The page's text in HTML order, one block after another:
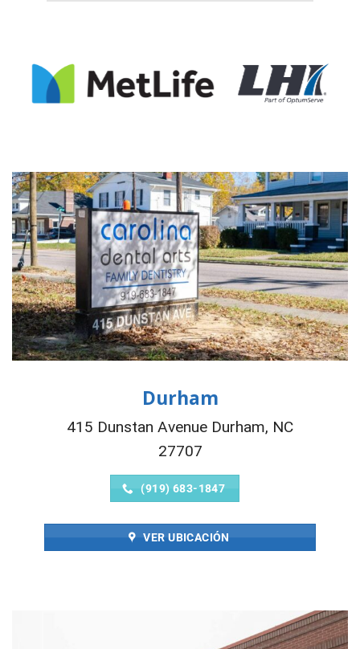
Durham
415 Dunstan Avenue Durham, NC
27707
(919) 683-1847
VER UBICACIÓN